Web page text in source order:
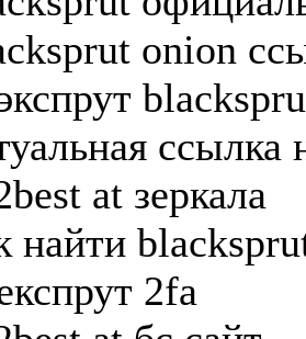
onion
ссылка
at зеркала
найти
2fa